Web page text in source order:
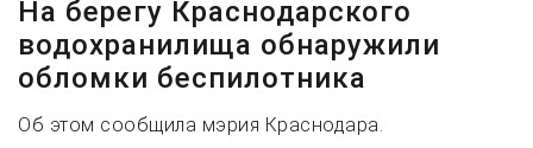
На берегу Краснодарского
водохранилища обнаружили
обломки беспилотника
Об этом сообщила мэрия Краснодара.